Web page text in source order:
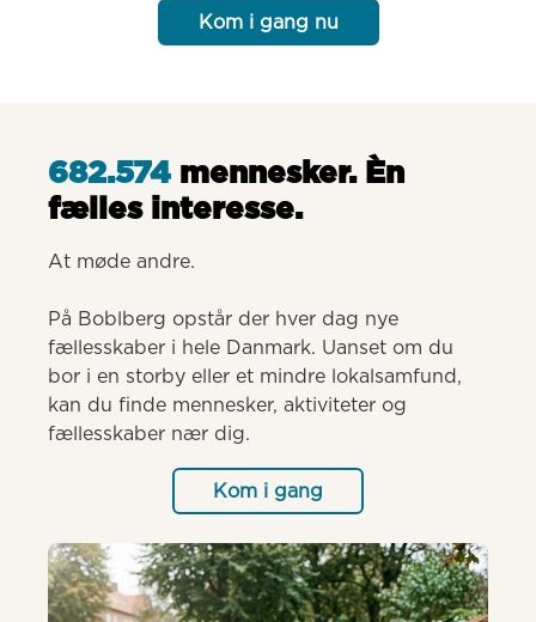
Kom i gang nu
682.574 mennesker. Èn
fælles interesse.
At møde andre.
På Boblberg opstår der hver dag nye
fællesskaber i hele Danmark. Uanset om du
bor i en storby eller et mindre lokalsamfund,
kan du finde mennesker, aktiviteter og
fællesskaber nær dig.
Kom i gang